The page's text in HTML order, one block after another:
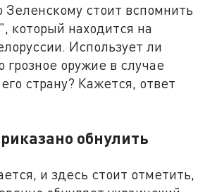
Зеленскому стоит вспомнить
который находится на
Использует ли
грозное оружие в случае
страну? Кажется, ответ
обнулить
и здесь стоит отметить,